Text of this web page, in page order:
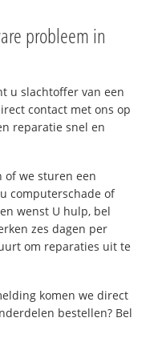
probleem in
u slachtoffer van een
contact met ons op
reparatie snel en
of we sturen een
computerschade of
wenst U hulp, bel
zes dagen per
om reparaties uit te
komen we direct
bestellen? Bel